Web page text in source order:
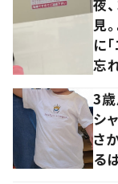
夜
見
に
忘
3
シ
さ
る